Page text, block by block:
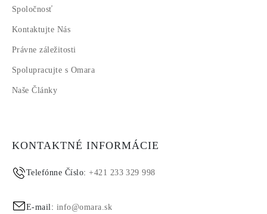
Spoločnosť
Kontaktujte Nás
Právne záležitosti
Spolupracujte s Omara
Naše Články
KONTAKTNÉ INFORMÁCIE
Telefónne Číslo:+421 233 329 998
E-mail: info@omara.sk